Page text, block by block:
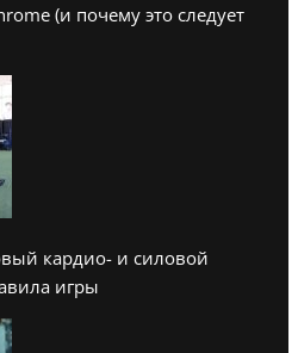
(и почему это следует
кардио- и силовой
игры